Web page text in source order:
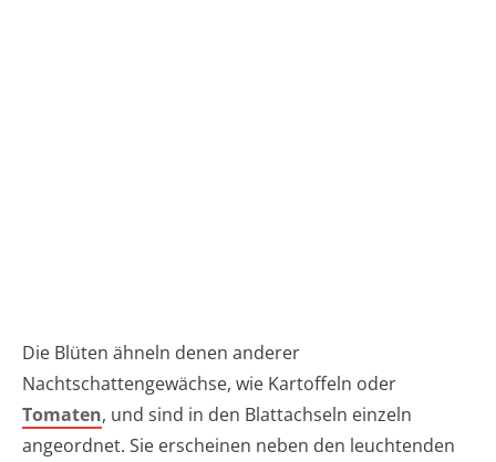
Die Blüten ähneln denen anderer
Nachtschattengewächse, wie Kartoffeln oder
Tomaten, und sind in den Blattachseln einzeln
angeordnet. Sie erscheinen neben den leuchtenden